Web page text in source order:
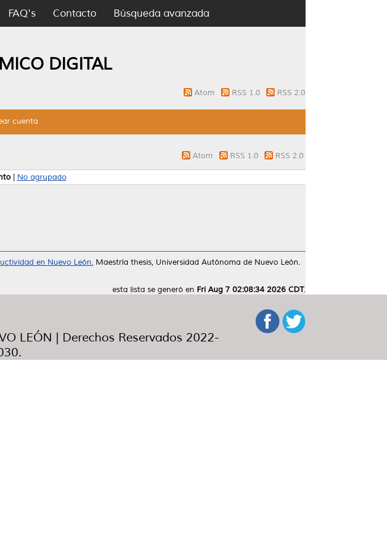
FAQ's Contacto Búsqueda avanzada
DIGITAL
Atom RSS 1.0 RSS 2.0
cuenta
Atom RSS 1.0 RSS 2.0
| No agrupado
en Nuevo León. Maestría thesis, Universidad Autónoma de Nuevo León.
esta lista se generó en Fri Aug 7 02:08:34 2026 CDT.
LEÓN | Derechos Reservados 2022-